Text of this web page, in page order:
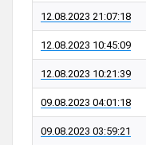
12.08.2023 21:07:18
12.08.2023 10:45:09
12.08.2023 10:21:39
09.08.2023 04:01:18
09.08.2023 03:59:21